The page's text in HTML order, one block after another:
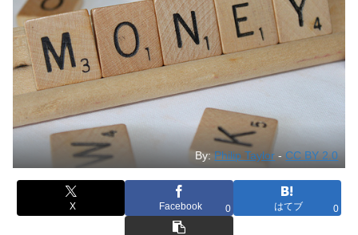
By: Philip Taylor -CC BY 2.0
X Facebook 0 はてブ 0